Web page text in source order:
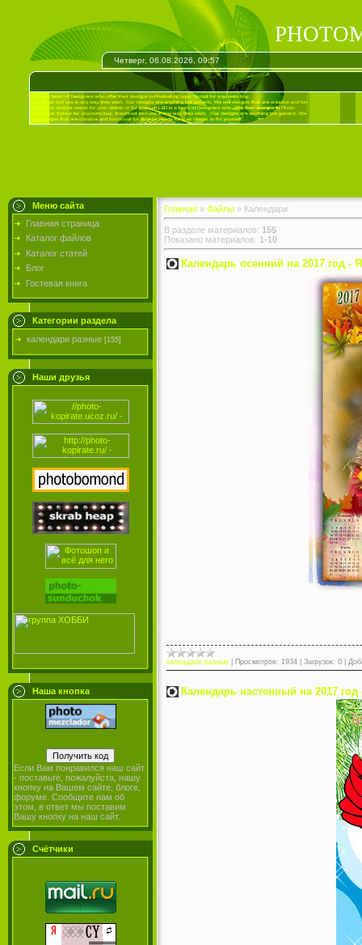
Четверг, 06.08.2026, 09:57
Меню сайта
Главная страница
Каталог файлов
Каталог статей
Блог
Гостевая книга
Категории раздела
календари разные [155]
Наши друзья
Наша кнопка
Если Вам понравился наш сайт
- поставьте, пожалуйста, нашу
кнопку на Вашем сайте, блоге,
форуме. Сообщите нам об
этом, в ответ мы поставим
Вашу кнопку на наш сайт.
Счётчики
Главная » Файлы » Календари
В разделе материалов: 155
Показано материалов: 1-10
Календарь осенний на 2017 год -
календари разные Просмотров: 1934 Загрузок: 0
Календарь настенный на 2017